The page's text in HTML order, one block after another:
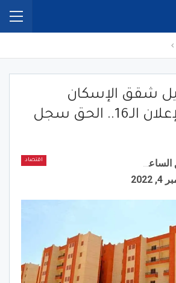
شقق الإسكان
الاجتماعي الإعلان الـ16.. الحق سجل
اقتصاد
برس